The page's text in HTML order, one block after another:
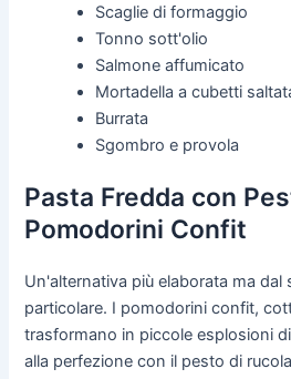
Scaglie di formaggio
Tonno sott'olio
Salmone affumicato
Mortadella a cubetti
Burrata
Sgombro e provola
Pasta Fredda con
Pomodorini Confit
Un'alternativa più elaborata ma dal
particolare. I pomodorini confit,
trasformano in piccole esplosioni
alla perfezione con il pesto di